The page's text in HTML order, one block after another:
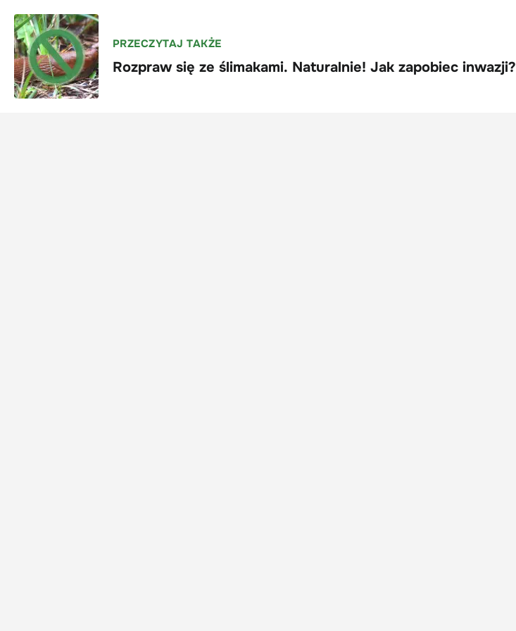
PRZECZYTAJ TAKŻE
Rozpraw się ze ślimakami. Naturalnie! Jak zapobiec inwazji?